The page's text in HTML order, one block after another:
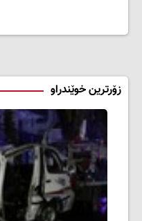
زۆرترین خوێندراو